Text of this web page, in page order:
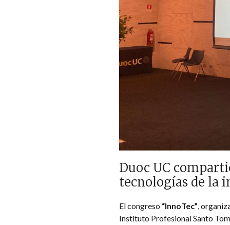
Duoc UC
tecnologías de la
El congreso “InnoTec”,
Instituto Profesional Santo